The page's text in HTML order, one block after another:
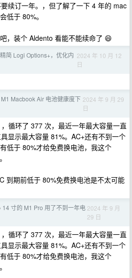
续订一年。，但了解了一下 4 年的 mac
低于 80%。
，装个 Aldento 看能不能续命了 😄
精简 Logi Options+，优化内 2024 年 10 月 12
日
M1 Macbook Air 电池健康度下 2024 年 9 月 29
日
循环了 377 次，最近一年最大容量一直
显示最大容量 81%。AC+还有不到一个
低于 80%才给免费换电池，我这个
到期前低于 80%免费换电池是不太可能
› 14 寸的 M1 Pro 用了不到一年电 2024 年 9 月
29 日
循环了 377 次，最近一年最大容量一直
显示最大容量 81%。AC+还有不到一个
低于 80%才给免费换电池，我这个